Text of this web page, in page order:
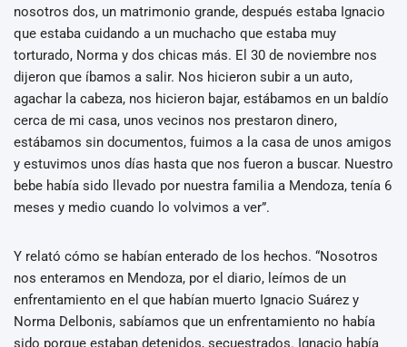
nosotros dos, un matrimonio grande, después estaba Ignacio
que estaba cuidando a un muchacho que estaba muy
torturado, Norma y dos chicas más. El 30 de noviembre nos
dijeron que íbamos a salir. Nos hicieron subir a un auto,
agachar la cabeza, nos hicieron bajar, estábamos en un baldío
cerca de mi casa, unos vecinos nos prestaron dinero,
estábamos sin documentos, fuimos a la casa de unos amigos
y estuvimos unos días hasta que nos fueron a buscar. Nuestro
bebe había sido llevado por nuestra familia a Mendoza, tenía 6
meses y medio cuando lo volvimos a ver”.
Y relató cómo se habían enterado de los hechos. “Nosotros
nos enteramos en Mendoza, por el diario, leímos de un
enfrentamiento en el que habían muerto Ignacio Suárez y
Norma Delbonis, sabíamos que un enfrentamiento no había
sido porque estaban detenidos, secuestrados. Ignacio había